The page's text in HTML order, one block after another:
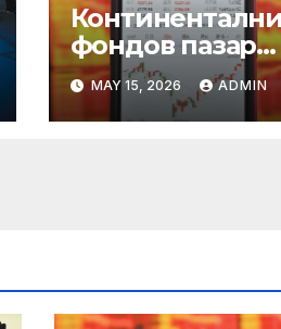
фондов пазар
достига 11-
годишен връх
MAY 15, 2026 ADMIN